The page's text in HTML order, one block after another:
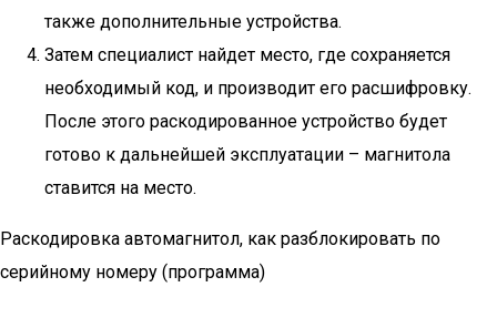
также дополнительные устройства.
Затем специалист найдет место, где сохраняется
необходимый код, и производит его расшифровку.
После этого раскодированное устройство будет
готово к дальнейшей эксплуатации – магнитола
ставится на место.
Раскодировка автомагнитол, как разблокировать по
серийному номеру (программа)